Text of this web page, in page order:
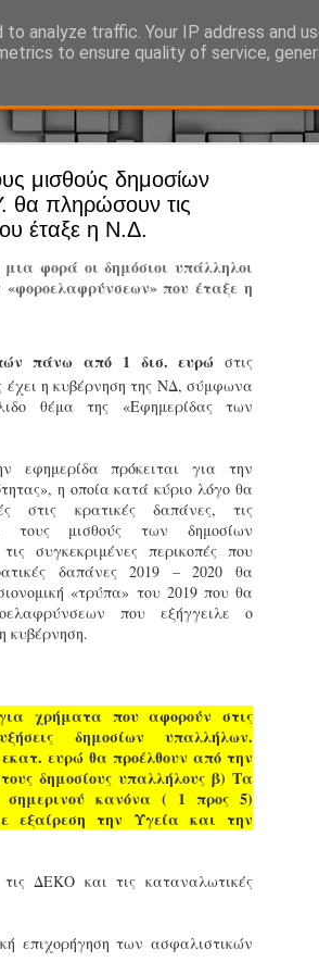
μισθούς δημοσίων
πληρώσουν τις
έταξε η Ν.Δ.
φορά οι δημόσιοι υπάλληλοι
που έταξε η
πάνω από 1 δισ. ευρώ στις
έχει η κυβέρνηση της ΝΔ, σύμφωνα
θέμα της «Εφημερίδας των
εφημερίδα πρόκειται για την
η οποία κατά κύριο λόγο θα
στις κρατικές δαπάνες, τις
τους μισθούς των δημοσίων
συγκεκριμένες περικοπές που
δαπάνες 2019 – 2020 θα
«τρύπα» του 2019 που θα
που εξήγγειλε ο
κυβέρνηση.
χρήματα που αφορούν στις
δημοσίων υπαλλήλων.
ευρώ θα προέλθουν από την
δημοσίους υπαλλήλους β) Τα
κανόνα ( 1 προς 5)
εξαίρεση την Υγεία και την
ΔΕΚΟ και τις καταναλωτικές
επιχορήγηση των ασφαλιστικών
analyze traffic. Your IP address and
to ensure quality of service,
τη Δημοτική Αστυνομία, την τοπική
JUL
Άργος -
Η Δημοτική Αστυνομία
καθώς από την 1η
επιχειρησιακή
παρουσία του Δήμου
Η νέα υπηρεσία θα
εκπαιδευμένους
ήδη ολοκληρώσει την
είναι έτοιμοι να
Στο πλαίσιο της
ολοκαίνουργια
τις περιπολίες και τις
JUN
Δημοτική Αστυνομία